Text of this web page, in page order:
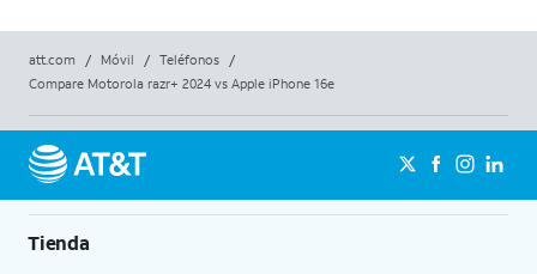
att.com / Móvil / Teléfonos
/
Compare Motorola razr+ 2024 vs Apple iPhone 16e
Tienda